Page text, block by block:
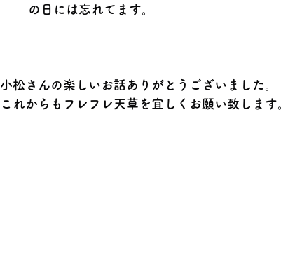
の日には忘れてます。
小松さんの楽しいお話ありがとうございました。
これからもフレフレ天草を宜しくお願い致します。